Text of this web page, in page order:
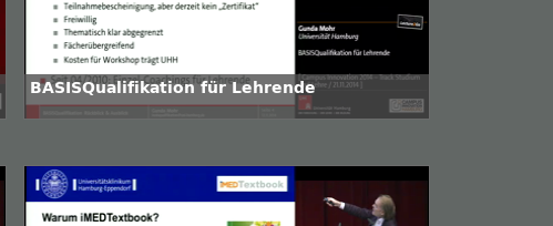
BASISQualifikation für Lehrende